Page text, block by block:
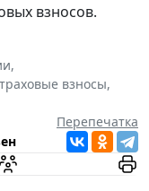
взносов.
,
взносы,
Перепечатка